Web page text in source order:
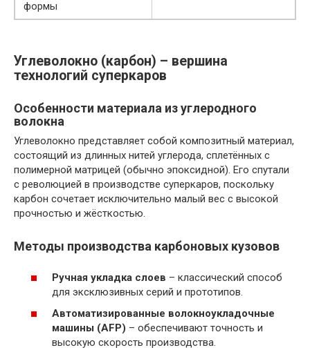
формы
Углеволокно (карбон) – вершина
технологий суперкаров
Особенности материала из углеродного
волокна
Углеволокно представляет собой композитный материал,
состоящий из длинных нитей углерода, сплетённых с
полимерной матрицей (обычно эпоксидной). Его спутали
с революцией в производстве суперкаров, поскольку
карбон сочетает исключительно малый вес с высокой
прочностью и жёсткостью.
Методы производства карбоновых кузовов
Ручная укладка слоев – классический способ
для эксклюзивных серий и прототипов.
Автоматизированные волокноукладочные
машины (AFP) – обеспечивают точность и
высокую скорость производства.